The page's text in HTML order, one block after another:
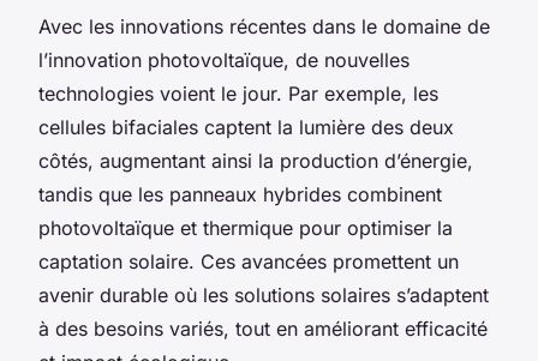
Avec les innovations récentes dans le domaine de
l’innovation photovoltaïque, de nouvelles
technologies voient le jour. Par exemple, les
cellules bifaciales captent la lumière des deux
côtés, augmentant ainsi la production d’énergie,
tandis que les panneaux hybrides combinent
photovoltaïque et thermique pour optimiser la
captation solaire. Ces avancées promettent un
avenir durable où les solutions solaires s’adaptent
à des besoins variés, tout en améliorant efficacité